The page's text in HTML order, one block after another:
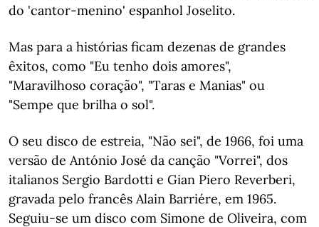
do 'cantor-menino' espanhol Joselito.
Mas para a histórias ficam dezenas de grandes
êxitos, como "Eu tenho dois amores",
"Maravilhoso coração", "Taras e Manias" ou
"Sempe que brilha o sol".
O seu disco de estreia, "Não sei", de 1966, foi uma
versão de António José da canção "Vorrei", dos
italianos Sergio Bardotti e Gian Piero Reverberi,
gravada pelo francês Alain Barriére, em 1965.
Seguiu-se um disco com Simone de Oliveira, com